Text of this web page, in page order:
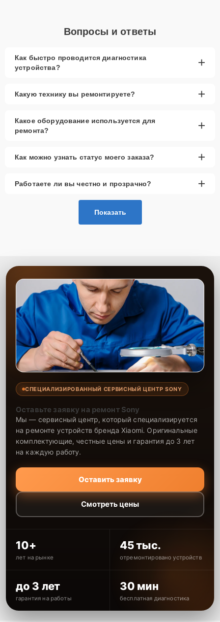
Вопросы и ответы
Как быстро проводится диагностика
устройства?
+
Какую технику вы ремонтируете? +
Какое оборудование используется для
ремонта?
+
Как можно узнать статус моего заказа? +
Работаете ли вы честно и прозрачно? +
Показать
СПЕЦИАЛИЗИРОВАННЫЙ СЕРВИСНЫЙ ЦЕНТР SONY
Оставьте заявку на ремонт Sony
Мы — сервисный центр, который специализируется
на ремонте устройств бренда Xiaomi. Оригинальные
комплектующие, честные цены и гарантия до 3 лет
на каждую работу.
Оставить заявку
Смотреть цены
10+
лет на рынке
45 тыс.
отремонтировано устройств
до 3 лет
гарантия на работы
30 мин
бесплатная диагностика